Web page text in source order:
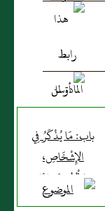
باب: مَا يُذْكَرُ فِي
الإِشْخَاصِ،
وَالْخُصُومَةِ بَيْنَ
الْمُسْلِمِ وَالْيَهُودِ